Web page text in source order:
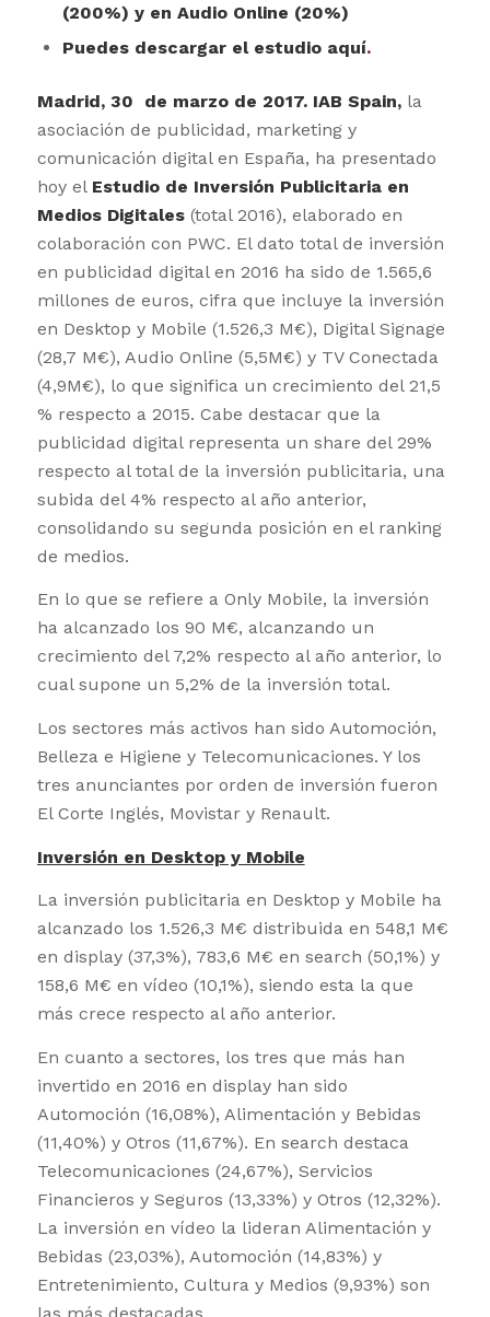
(200%) y en Audio Online (20%)
Puedes descargar el estudio aquí.
Madrid, 30 de marzo de 2017. IAB Spain, la
asociación de publicidad, marketing y
comunicación digital en España, ha presentado
hoy el Estudio de Inversión Publicitaria en
Medios Digitales (total 2016), elaborado en
colaboración con PWC. El dato total de inversión
en publicidad digital en 2016 ha sido de 1.565,6
millones de euros, cifra que incluye la inversión
en Desktop y Mobile (1.526,3 M€), Digital Signage
(28,7 M€), Audio Online (5,5M€) y TV Conectada
(4,9M€), lo que significa un crecimiento del 21,5
% respecto a 2015. Cabe destacar que la
publicidad digital representa un share del 29%
respecto al total de la inversión publicitaria, una
subida del 4% respecto al año anterior,
consolidando su segunda posición en el ranking
de medios.
En lo que se refiere a Only Mobile, la inversión
ha alcanzado los 90 M€, alcanzando un
crecimiento del 7,2% respecto al año anterior, lo
cual supone un 5,2% de la inversión total.
Los sectores más activos han sido Automoción,
Belleza e Higiene y Telecomunicaciones. Y los
tres anunciantes por orden de inversión fueron
El Corte Inglés, Movistar y Renault.
Inversión en Desktop y Mobile
La inversión publicitaria en Desktop y Mobile ha
alcanzado los 1.526,3 M€ distribuida en 548,1 M€
en display (37,3%), 783,6 M€ en search (50,1%) y
158,6 M€ en vídeo (10,1%), siendo esta la que
más crece respecto al año anterior.
En cuanto a sectores, los tres que más han
invertido en 2016 en display han sido
Automoción (16,08%), Alimentación y Bebidas
(11,40%) y Otros (11,67%). En search destaca
Telecomunicaciones (24,67%), Servicios
Financieros y Seguros (13,33%) y Otros (12,32%).
La inversión en vídeo la lideran Alimentación y
Bebidas (23,03%), Automoción (14,83%) y
Entretenimiento, Cultura y Medios (9,93%) son